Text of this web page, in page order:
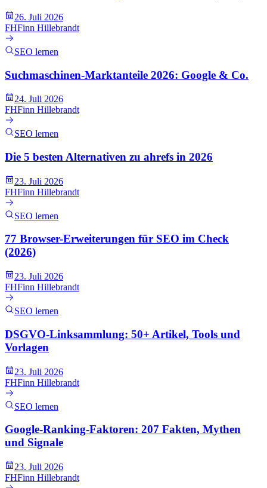
26. Juli 2026
FHFinn Hillebrandt
SEO lernen
Suchmaschinen-Marktanteile 2026: Google & Co.
24. Juli 2026
FHFinn Hillebrandt
SEO lernen
Die 5 besten Alternativen zu ahrefs in 2026
23. Juli 2026
FHFinn Hillebrandt
SEO lernen
77 Browser-Erweiterungen für SEO im Check
(2026)
23. Juli 2026
FHFinn Hillebrandt
SEO lernen
DSGVO-Linksammlung: 50+ Artikel, Tools und
Vorlagen
23. Juli 2026
FHFinn Hillebrandt
SEO lernen
Google-Ranking-Faktoren: 207 Fakten, Mythen
und Signale
23. Juli 2026
FHFinn Hillebrandt